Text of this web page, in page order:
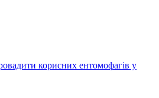
корисних ентомофагів у